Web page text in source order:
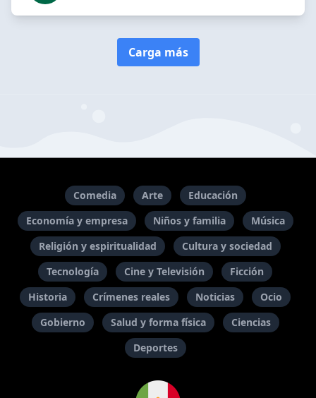
Carga más
Comedia Arte
Educación
Economía y empresa
Niños y familia
Música
Religión y espiritualidad
Cultura y sociedad
Tecnología
Cine y Televisión
Ficción
Historia
Crímenes reales Noticias
Ocio
Gobierno
Salud y forma física
Ciencias
Deportes